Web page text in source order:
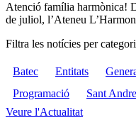
Atenció família harmònica!
de juliol, l’Ateneu
Filtra les notícies per
Batec Entitats
Programació
Sant
Veure l'Actualitat